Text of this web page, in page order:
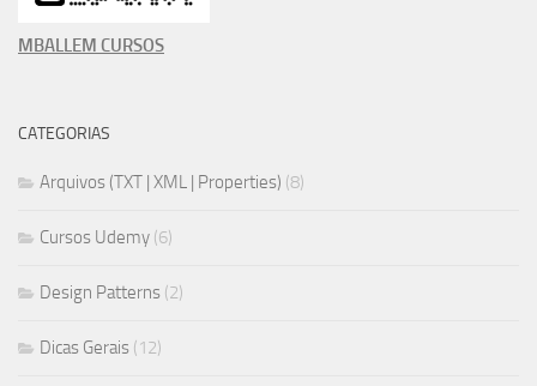
MBALLEM CURSOS
CATEGORIAS
Arquivos (TXT | XML | Properties) (8)
Cursos Udemy (6)
Design Patterns (2)
Dicas Gerais (12)